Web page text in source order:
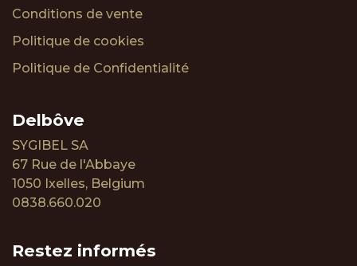
Conditions de vente
Politique de cookies
Politique de Confidentialité
Delbôve
SYGIBEL SA
67 Rue de l'Abbaye
1050 Ixelles, Belgium
0838.660.020
Restez informés